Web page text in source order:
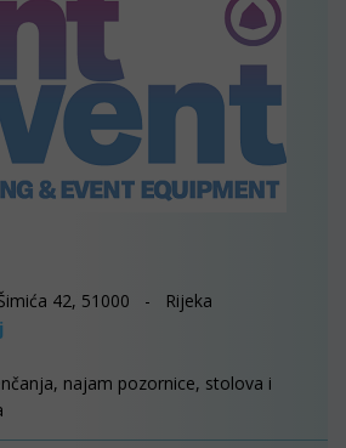
42, 51000 - Rijeka
najam pozornice, stolova i